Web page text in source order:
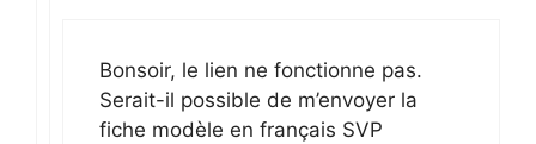
Bonsoir, le lien ne fonctionne pas.
Serait-il possible de m’envoyer la
fiche modèle en français SVP